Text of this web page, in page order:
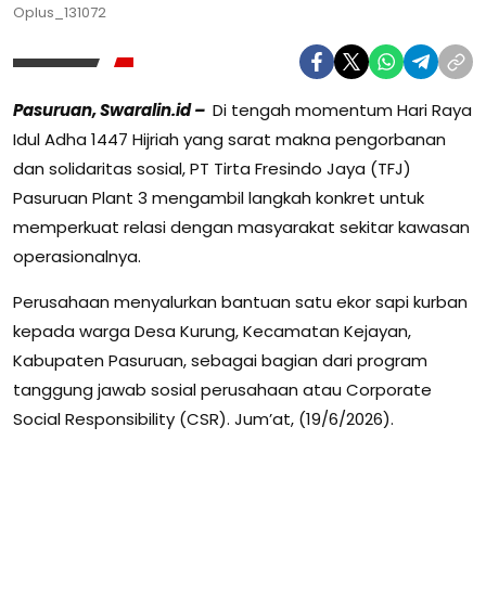
Oplus_131072
Pasuruan, Swaralin.id – Di tengah momentum Hari Raya
Idul Adha 1447 Hijriah yang sarat makna pengorbanan
dan solidaritas sosial, PT Tirta Fresindo Jaya (TFJ)
Pasuruan Plant 3 mengambil langkah konkret untuk
memperkuat relasi dengan masyarakat sekitar kawasan
operasionalnya.
Perusahaan menyalurkan bantuan satu ekor sapi kurban
kepada warga Desa Kurung, Kecamatan Kejayan,
Kabupaten Pasuruan, sebagai bagian dari program
tanggung jawab sosial perusahaan atau Corporate
Social Responsibility (CSR). Jum’at, (19/6/2026).